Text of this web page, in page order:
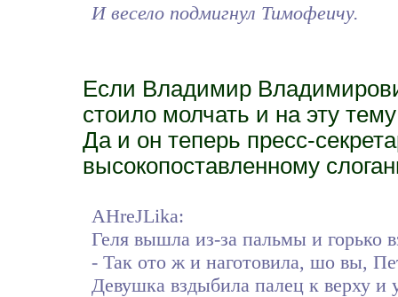
И весело подмигнул Тимофеичу.
Если Владимир
стоило молчать и на эту
Да и он теперь пресс-
высокопоставленному
AHreJLika:
Геля вышла из-за пальмы и горько
- Так ото ж и наготовила, шо вы,
Девушка вздыбила палец к верху и